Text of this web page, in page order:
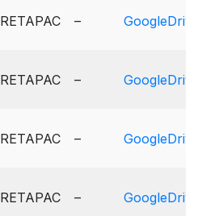
RETAPAC –
RETAPAC –
RETAPAC –
RETAPAC –